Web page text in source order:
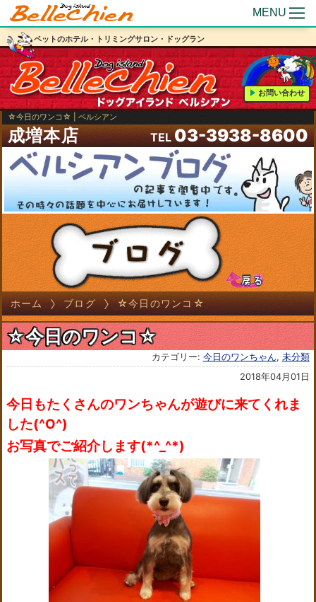
MENU
ペットのホテル・トリミングサロン・ドッグラン
お問い合わせ
☆今日のワンコ☆ | ベルシアン
成増本店 TEL 03-3938-8600
ホーム ブログ ☆今日のワンコ☆
☆今日のワンコ☆
カテゴリー: 今日のワンちゃん, 未分類
2018年04月01日
今日もたくさんのワンちゃんが遊びに来てくれま
した(^O^)
お写真でご紹介します(*^_^*)